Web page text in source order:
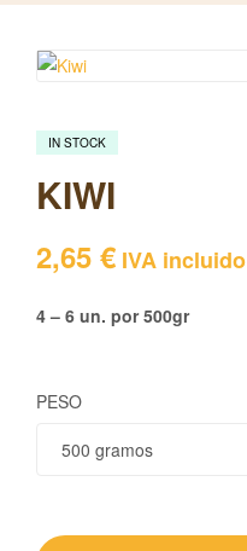
IN STOCK
KIWI
2,65 € IVA incluido
4 – 6 un. por 500gr
PESO